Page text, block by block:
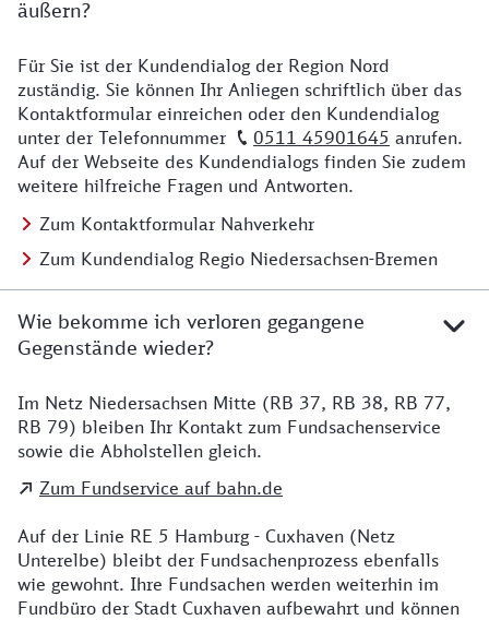
äußern?
Details zu Kontakt
Für Sie ist der Kundendialog der Region Nord
zuständig. Sie können Ihr Anliegen schriftlich über das
Kontaktformular einreichen oder den Kundendialog
unter der Telefonnummer
0511 45901645 anrufen.
Auf der Webseite des Kundendialogs finden Sie zudem
weitere hilfreiche Fragen und Antworten.
Zum Kontaktformular Nahverkehr
Zum Kundendialog Regio Niedersachsen-Bremen
Wie bekomme ich verloren gegangene
Gegenstände wieder?
Details zu Kontakt
Im Netz Niedersachsen Mitte (RB 37, RB 38, RB 77,
RB 79) bleiben Ihr Kontakt zum Fundsachenservice
sowie die Abholstellen gleich.
Zum Fundservice auf bahn.de
Auf der Linie RE 5 Hamburg - Cuxhaven (Netz
Unterelbe) bleibt der Fundsachenprozess ebenfalls
wie gewohnt. Ihre Fundsachen werden weiterhin im
Fundbüro der Stadt Cuxhaven aufbewahrt und können